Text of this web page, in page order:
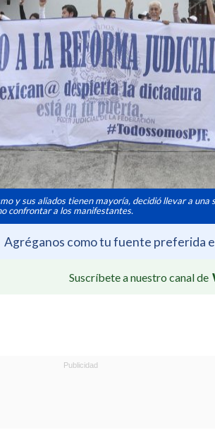
y sus aliados tienen mayoría, decidió llevar a una
confrontar a los manifestantes.
Agréganos como tu fuente preferida
Suscríbete a nuestro canal de